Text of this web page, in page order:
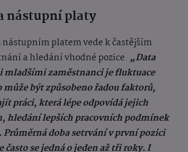
nástupní platy
nástupním platem vede k častějším
a hledání vhodné pozice. „Data
mladšími zaměstnanci je fluktuace
může být způsobeno řadou faktorů,
práci, která lépe odpovídá jejich
hledání lepších pracovních podmínek
Průměrná doba setrvání v první pozici
často se jedná o jeden až tři roky. I